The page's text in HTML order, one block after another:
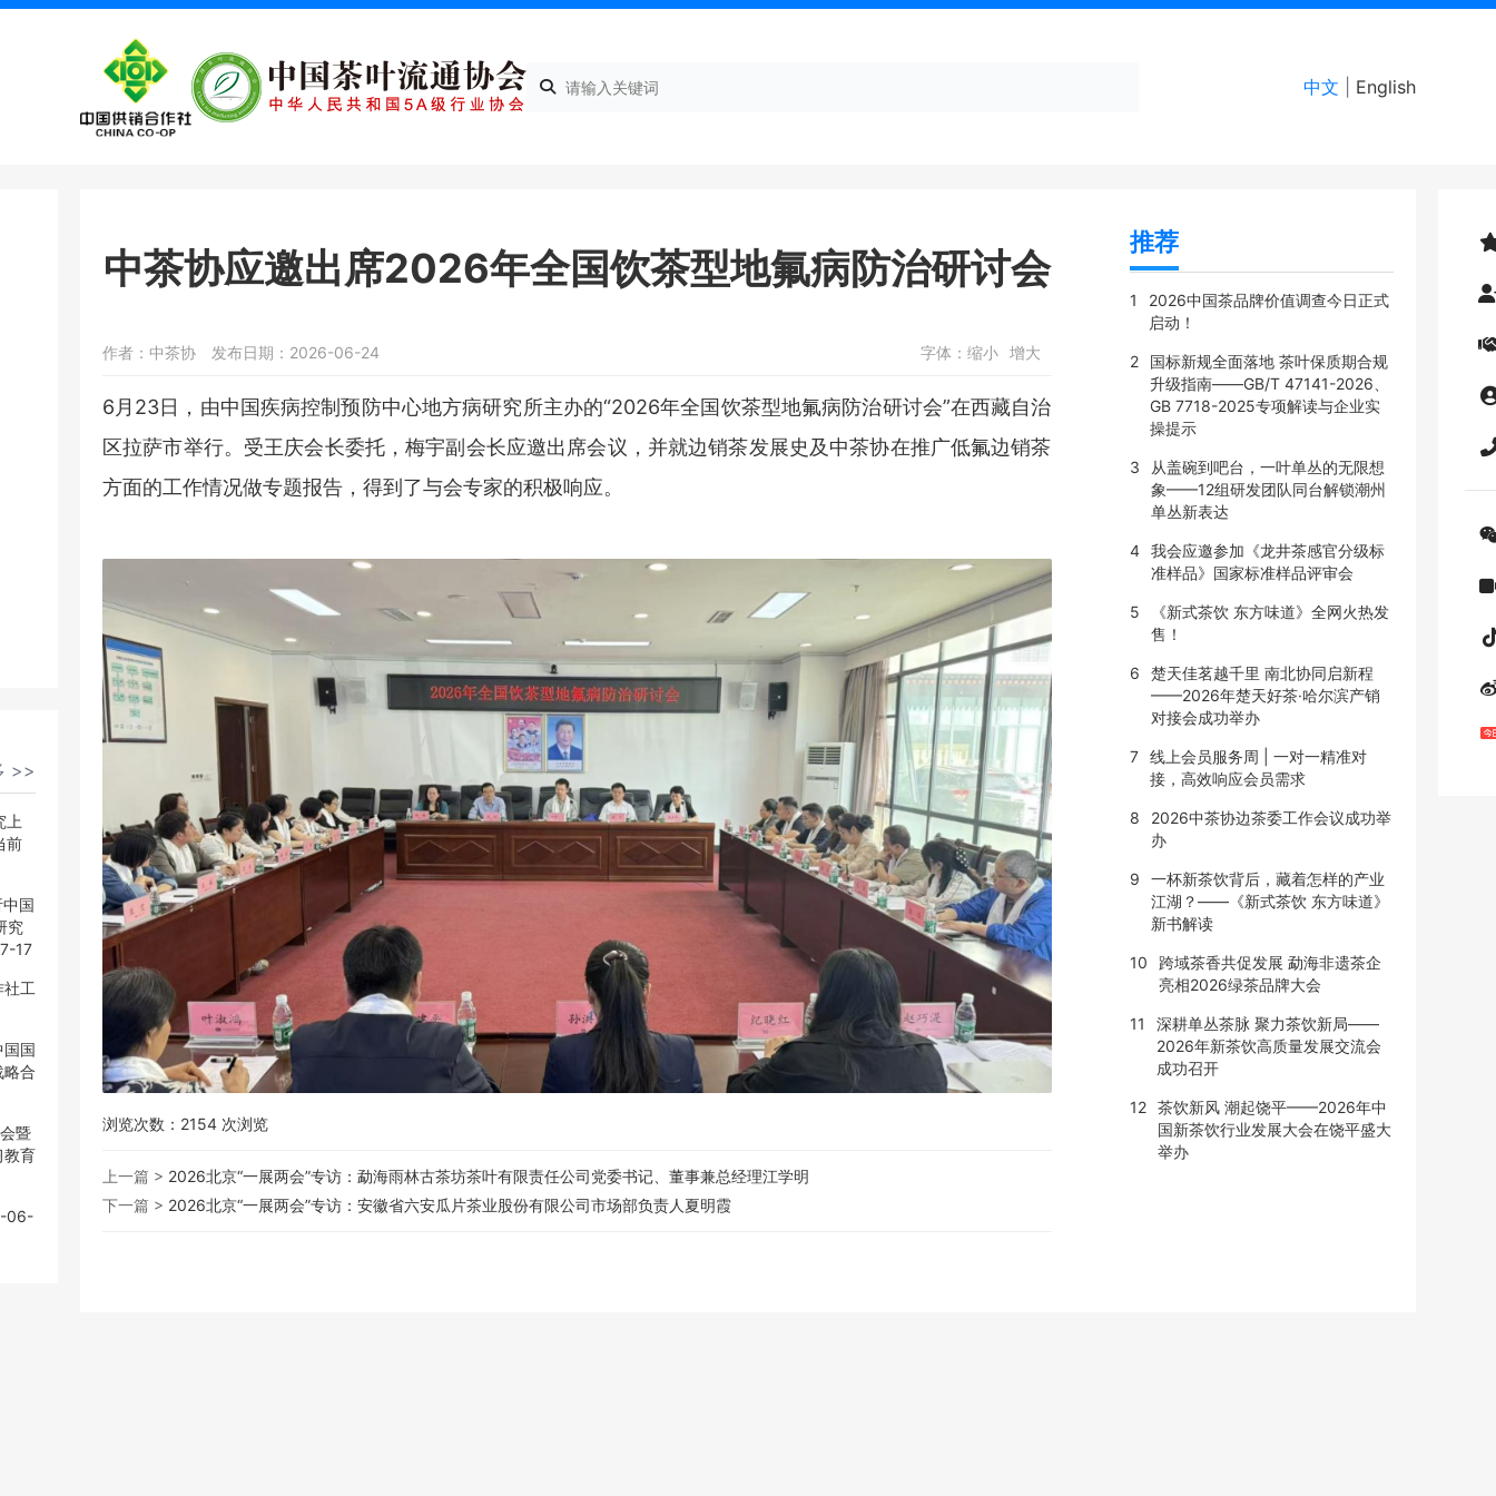
中文 English
>>
上
前
国
究
17
社工
国国
略合
暨
教育
06-
中茶协应邀出席2026年全国饮茶型地氟病防治研讨会
作者：中茶协 发布日期：2026-06-24 字体： 缩小 增大
6月23日，由中国疾病控制预防中心地方病研究所主办的“2026年全国饮茶型地氟病防治研讨会”在西藏自治
区拉萨市举行。受王庆会长委托，梅宇副会长应邀出席会议，并就边销茶发展史及中茶协在推广低氟边销茶
方面的工作情况做专题报告，得到了与会专家的积极响应。
浏览次数： 2154 次浏览
上一篇 > 2026北京“一展两会”专访：勐海雨林古茶坊茶叶有限责任公司党委书记、董事兼总经理江学明
下一篇 > 2026北京“一展两会”专访：安徽省六安瓜片茶业股份有限公司市场部负责人夏明霞
推荐
1
2026中国茶品牌价值调查今日正式
启动！
2
国标新规全面落地 茶叶保质期合规
升级指南——GB/T 47141-2026、
GB 7718-2025专项解读与企业实
操提示
3
从盖碗到吧台，一叶单丛的无限想
象——12组研发团队同台解锁潮州
单丛新表达
4
我会应邀参加《龙井茶感官分级标
准样品》国家标准样品评审会
5
《新式茶饮 东方味道》全网火热发
售！
6
楚天佳茗越千里 南北协同启新程
——2026年楚天好茶·哈尔滨产销
对接会成功举办
7
线上会员服务周 | 一对一精准对
接，高效响应会员需求
8
2026中茶协边茶委工作会议成功举
办
9
一杯新茶饮背后，藏着怎样的产业
江湖？——《新式茶饮 东方味道》
新书解读
10
跨域茶香共促发展 勐海非遗茶企
亮相2026绿茶品牌大会
11
深耕单丛茶脉 聚力茶饮新局——
2026年新茶饮高质量发展交流会
成功召开
12
茶饮新风 潮起饶平——2026年中
国新茶饮行业发展大会在饶平盛大
举办
>>
上
前
国
究
17
社工
国国
略合
暨
教育
06-